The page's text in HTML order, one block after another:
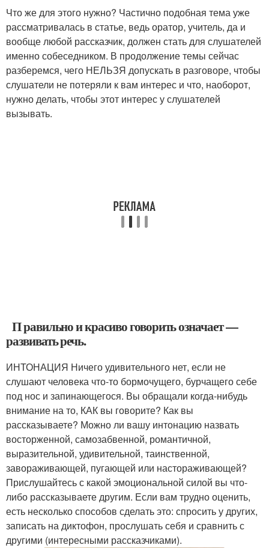
Что же для этого нужно? Частично подобная тема уже
рассматривалась в статье, ведь оратор, учитель, да и
вообще любой рассказчик, должен стать для слушателей
именно собеседником. В продолжение темы сейчас
разберемся, чего НЕЛЬЗЯ допускать в разговоре, чтобы
слушатели не потеряли к вам интерес и что, наоборот,
нужно делать, чтобы этот интерес у слушателей
вызывать.
П равильно и красиво говорить означает —
развивать речь.
ИНТОНАЦИЯ Ничего удивительного нет, если не
слушают человека что-то бормочущего, бурчащего себе
под нос и запинающегося. Вы обращали когда-нибудь
внимание на то, КАК вы говорите? Как вы
рассказываете? Можно ли вашу интонацию назвать
восторженной, самозабвенной, романтичной,
выразительной, удивительной, таинственной,
завораживающей, пугающей или настораживающей?
Прислушайтесь с какой эмоциональной силой вы что-
либо рассказываете другим. Если вам трудно оценить,
есть несколько способов сделать это: спросить у других,
записать на диктофон, прослушать себя и сравнить с
другими (интересными рассказчиками).